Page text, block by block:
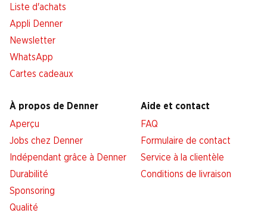
Liste d'achats
Appli Denner
Newsletter
WhatsApp
Cartes cadeaux
À propos de Denner
Aperçu
Jobs chez Denner
Indépendant grâce à Denner
Durabilité
Sponsoring
Qualité
Aide et contact
FAQ
Formulaire de contact
Service à la clientèle
Conditions de livraison